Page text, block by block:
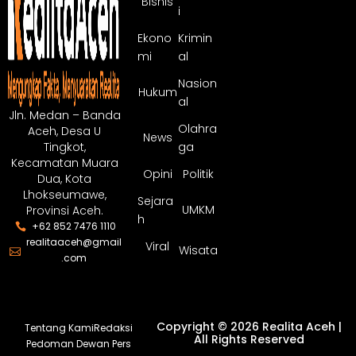
Jln. Medan – Banda
Aceh, Desa U
Tingkot,
Kecamatan Muara
Dua, Kota
Lhokseumawe,
Provinsi Aceh.
+62 852 7476 1110
realitaaceh@gmail
.com
i
Ekono
mi
Krimin
al
Hukum
Nasion
al
News
Olahra
ga
Opini
Politik
Sejara
h
UMKM
Viral Wisata
Tentang KamiRedaksi
Pedoman Dewan Pers
Copyright © 2026 Realita Aceh |
All Rights Reserved